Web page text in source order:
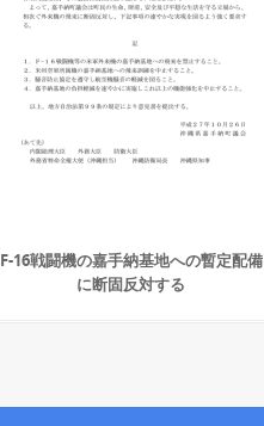
F-16戦闘機の嘉手納基地への暫定配備
に断固反対する